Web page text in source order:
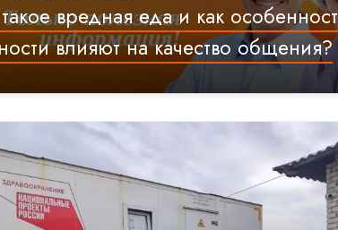
вредная еда и как
влияют на качество общения?